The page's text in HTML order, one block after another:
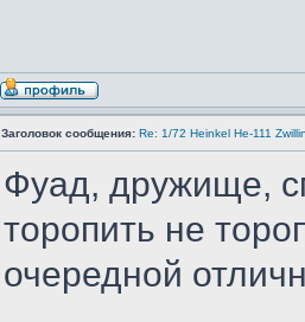
Заголовок сообщения: Re: 1/72 Heinkel He-111
Фуад, дружище,
торопить не
очередной